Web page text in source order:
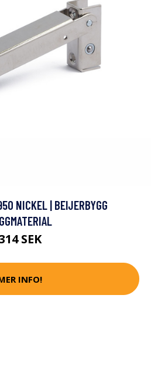
NICKEL | BEIJERBYGG
SEK
INFO!